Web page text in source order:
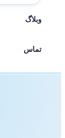
وبلاگ
تماس